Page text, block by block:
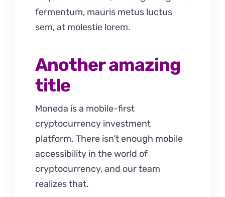
fermentum, mauris metus luctus
sem, at molestie lorem.
Another amazing
title
Moneda is a mobile-first
cryptocurrency investment
platform. There isn’t enough mobile
accessibility in the world of
cryptocurrency, and our team
realizes that.